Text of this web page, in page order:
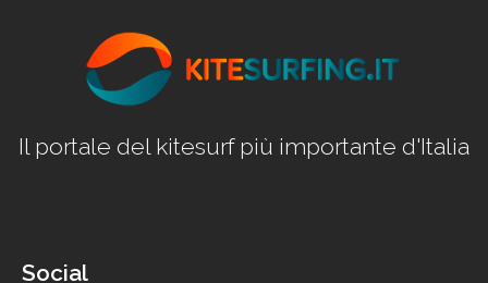
Il portale del kitesurf più importante d'Italia
Social